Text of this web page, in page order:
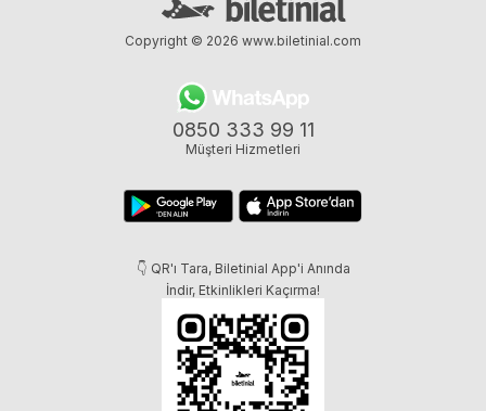
0850 333 99 11
Müşteri Hizmetleri
👇 QR'ı Tara, Biletinial App'i Anında
İndir, Etkinlikleri Kaçırma!
Copyright © 2026 www.biletinial.com